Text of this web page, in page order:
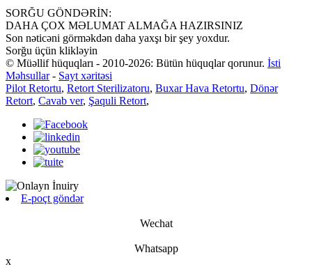
SORĞU GÖNDƏRİN:
DAHA ÇOX MƏLUMAT ALMAĞA HAZIRSINIZ
Son nəticəni görməkdən daha yaxşı bir şey yoxdur.
Sorğu üçün klikləyin
© Müəllif hüquqları - 2010-2026: Bütün hüquqlar qorunur. İsti
Məhsullar- Sayt xəritəsi
Pilot Retortu, Retort Sterilizatoru, Buxar Hava Retortu, Dönər
Retort, Cavab ver, Şaquli Retort,
E-poçt göndər
Wechat
Whatsapp
x